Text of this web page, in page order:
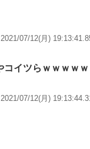
2021/07/12(月)
コイツらｗｗｗｗｗ
2021/07/12(月)